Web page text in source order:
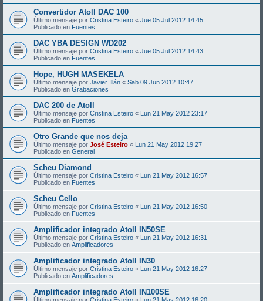
Convertidor Atoll DAC 100
Último mensaje por Cristina Esteiro « Jue 05 Jul 2012 14:45
Publicado en Fuentes
DAC YBA DESIGN WD202
Último mensaje por Cristina Esteiro « Jue 05 Jul 2012 14:43
Publicado en Fuentes
Hope, HUGH MASEKELA
Último mensaje por Javier Illán « Sab 09 Jun 2012 10:47
Publicado en Grabaciones
DAC 200 de Atoll
Último mensaje por Cristina Esteiro « Lun 21 May 2012 23:17
Publicado en Fuentes
Otro Grande que nos deja
Último mensaje por José Esteiro « Lun 21 May 2012 19:27
Publicado en General
Scheu Diamond
Último mensaje por Cristina Esteiro « Lun 21 May 2012 16:57
Publicado en Fuentes
Scheu Cello
Último mensaje por Cristina Esteiro « Lun 21 May 2012 16:50
Publicado en Fuentes
Amplificador integrado Atoll IN50SE
Último mensaje por Cristina Esteiro « Lun 21 May 2012 16:31
Publicado en Amplificadores
Amplificador integrado Atoll IN30
Último mensaje por Cristina Esteiro « Lun 21 May 2012 16:27
Publicado en Amplificadores
Amplificador integrado Atoll IN100SE
Último mensaje por Cristina Esteiro « Lun 21 May 2012 16:20